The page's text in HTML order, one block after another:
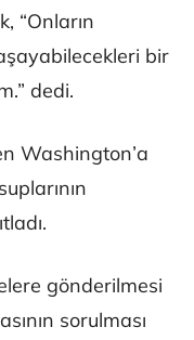
“Onların
bir
dedi.
Washington’a
gönderilmesi
sorulması